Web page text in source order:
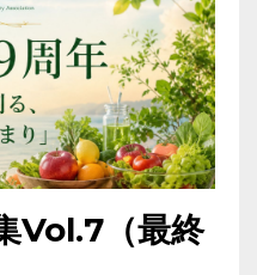
Vol.7（最終